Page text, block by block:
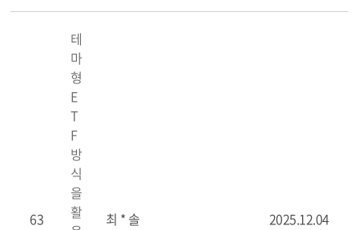
63
테
마
형
E
T
F
방
식
을
활
최 * 솔 2025.12.04